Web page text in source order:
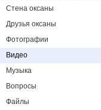
Стена оксаны
Друзья оксаны
Фотографии
Видео
Музыка
Вопросы
Файлы